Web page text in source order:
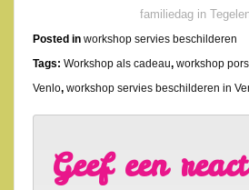
familiedag in
Posted in workshop servies beschilderen
Tags: Workshop als cadeau, workshop
Venlo, workshop servies beschilderen in
Geef een